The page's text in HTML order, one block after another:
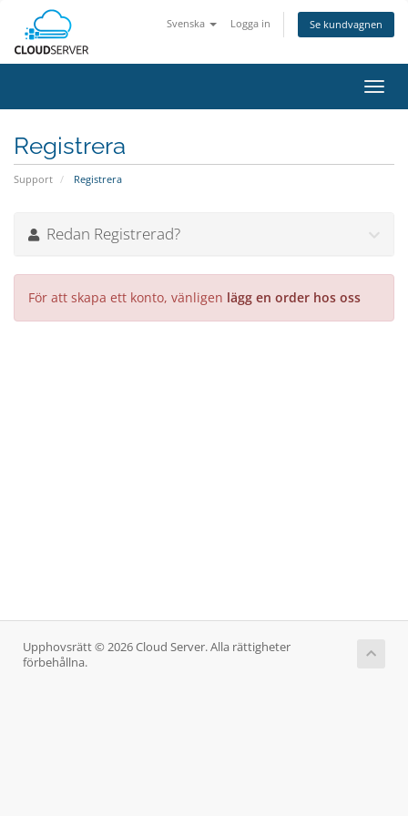
Svenska Logga in Se kundvagnen
Växla
Registrera
Support Registrera
Redan Registrerad?
För att skapa ett konto, vänligen lägg en order hos oss
Upphovsrätt © 2026 Cloud Server. Alla rättigheter
förbehållna.